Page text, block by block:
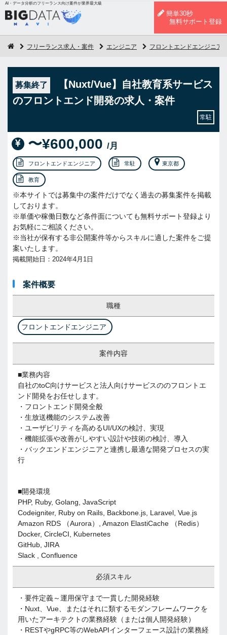
AI・データ分析のフリーランス向け案件が業界最大級
簡単30秒
無料サポート登録
フリーランス求人・案件 エンジニア フロントエンドエンジニア
募集終了
【Nuxt/Vue】自社教育系サービス
のフロントエンド開発の求人・案件
常駐
〜¥600,000 /月
フロントエンドエンジニア 常駐 東京都
教育
※本サイトでは募集中の案件だけでなく過去の募集案件を掲載
しております。
※単価や稼働日数など条件面についても無料サポート登録より
お気軽にご相談ください。
※当社が保有する非公開案件等からスキルに適した案件をご提
案いたします。
掲載開始日：2024年4月1日
案件概要
職種
フロントエンドエンジニア
案件内容
■業務内容
自社のtoC向けサービスと法人向けサービスののフロントエ
ンド開発をお任せします。
・フロントエンド開発全般
・生放送機能のシステム改善
・ユーザビリティを高めるUI/UXの検討、実現
・機能拡張や改善がしやすい設計や技術の検討、導入
・バックエンドエンジニアと連携し最適な開発プロセスの実
行
■開発環境
PHP, Ruby, Golang, JavaScript
Codeigniter, Ruby on Rails, Backbone.js, Laravel, Vue.js
Amazon RDS （Aurora）, Amazon ElastiCache （Redis）
Docker, CircleCI, Kubernetes
GitHub, JIRA
Slack , Confluence
必須スキル
・要件定義～運用保守まで一貫した開発経験
・Nuxt、Vue、またはそれに類するモダンフレームワークを
用いたアーキテクトの業務経験（または個人開発経験）
・RESTやgRPC等のWebAPIインターフェース設計の業務経